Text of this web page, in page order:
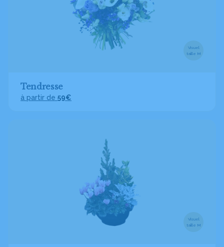
Visuel
taille M
Tendresse
à partir de 59€
Visuel
taille M